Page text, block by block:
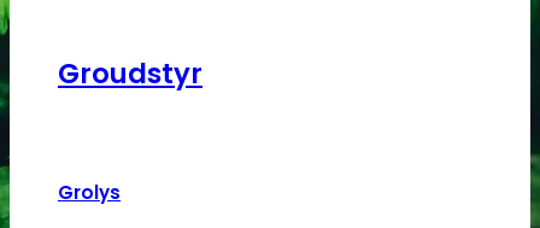
Groudstyr
Grolys